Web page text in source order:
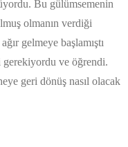
Bu gülümsemenin
olmanın verdiği
gelmeye başlamıştı
gerekiyordu ve öğrendi.
geri dönüş nasıl olacak